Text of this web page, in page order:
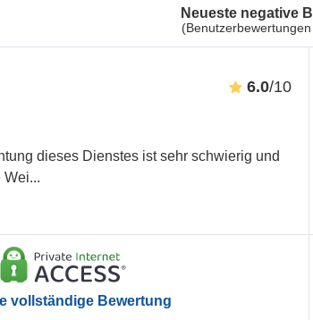
Neueste negative
6.0/10
dieses Dienstes ist sehr schwierig und
Wei...
vollständige Bewertung